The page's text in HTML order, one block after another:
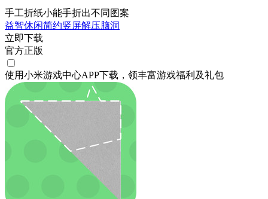
手工折纸小能手折出不同图案
益智休闲简约竖屏解压脑洞
立即下载
官方正版
使用小米游戏中心APP下载 ，领丰富游戏福利 及礼包